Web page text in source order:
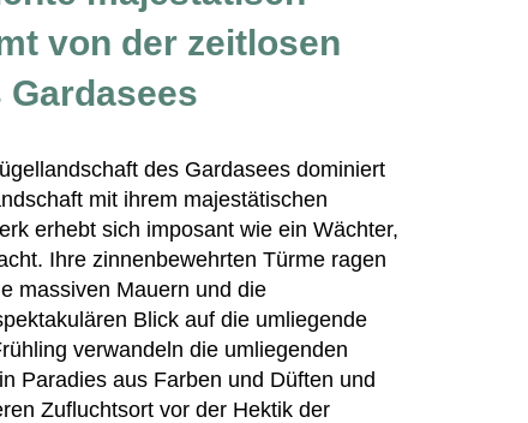
von der zeitlosen
des Gardasees dominiert
mit ihrem majestätischen
erhebt sich imposant wie ein Wächter,
Ihre zinnenbewehrten Türme ragen
massiven Mauern und die
Blick auf die umliegende
verwandeln die umliegenden
Paradies aus Farben und Düften und
Zufluchtsort vor der Hektik der